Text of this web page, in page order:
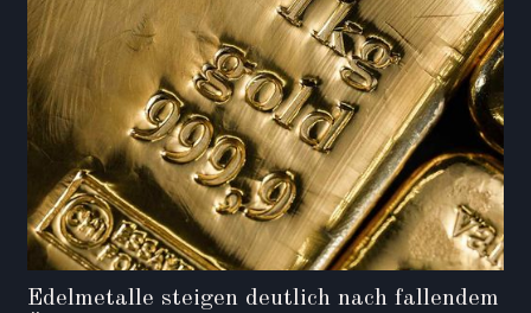
Edelmetalle steigen deutlich nach fallendem